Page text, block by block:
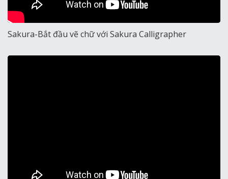
Sakura-Bắt đầu vẽ chữ với Sakura Calligrapher